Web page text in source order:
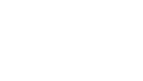
Balance 10
Body Balance 10 aus den